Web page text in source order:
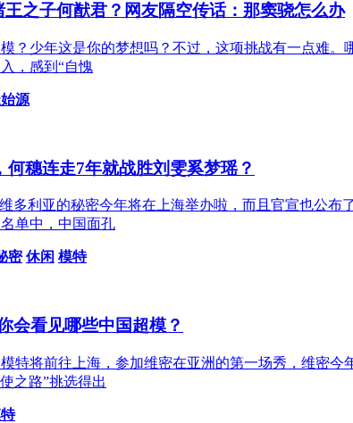
之子何猷君？网友隔空传话：那窦骁怎么办
？少年这是你的梦想吗？不过，这项挑战有一点难
，感到“自愧
源
穗连走7年就战胜刘雯奚梦瑶？
多利亚的秘密今年将在上海举办啦，而且官宣也公
单中，中国面孔
密 休闲 模特
会看见哪些中国超模？
特将前往上海，参加维密在亚洲的第一场秀，维密
之路”挑选得出